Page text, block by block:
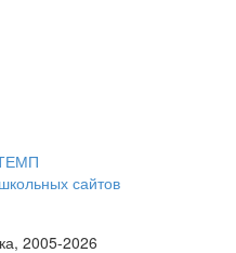
сайтов
2005-2026